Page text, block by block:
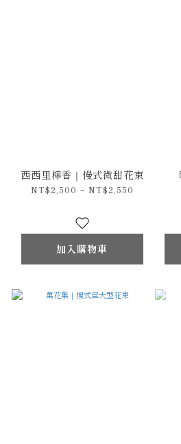
西西里檸香｜慢式微甜花束
NT$2,500 ~ NT$2,550
加入購物車